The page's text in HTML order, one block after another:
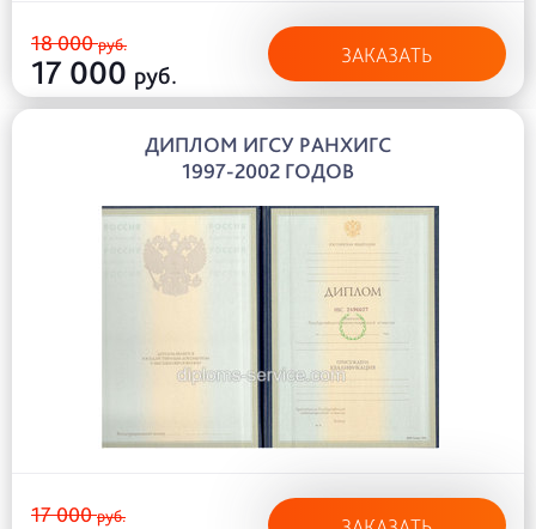
18 000руб.
17 000 руб.
ЗАКАЗАТЬ
ДИПЛОМ ИГСУ РАНХИГС
1997-2002 ГОДОВ
17 000руб.